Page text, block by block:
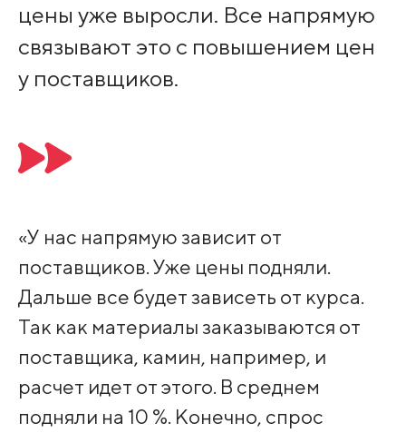
цены уже выросли. Все напрямую
связывают это с повышением цен
у поставщиков.
«У нас напрямую зависит от
поставщиков. Уже цены подняли.
Дальше все будет зависеть от курса.
Так как материалы заказываются от
поставщика, камин, например, и
расчет идет от этого. В среднем
подняли на 10 %. Конечно, спрос